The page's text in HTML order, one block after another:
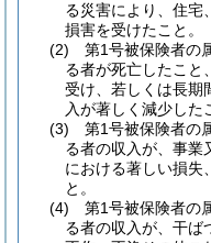
る災害により、住宅
損害を受けたこと。
(2)
第1号被保険者の
る者が死亡したこと
受け、若しくは長期
入が著しく減少した
(3)
第1号被保険者の
る者の収入が、事業
における著しい損失
と。
(4)
第1号被保険者の
る者の収入が、干ば